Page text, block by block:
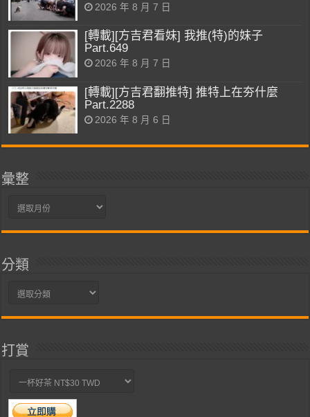
2026 年 8 月 7 日
[轉載][方吉君看妹] 我推(特)的妹子
Part.649
2026 年 8 月 7 日
[轉載][方吉君翻推特] 推特上在夯什麼
Part.2288
2026 年 8 月 6 日
彙整
彙
分類
分
打賞